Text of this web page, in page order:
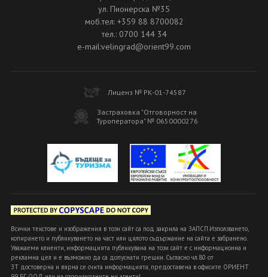
ул. Пионерска №35
моб.тел: +359 88 8700082
тел.: 0700 144 34
e-mail:velingrad@orient99.com
Лиценз № РК-01-74587
Застраховка "Отговорност на
Туроператора" № 0650000276
Всички текстове и изображения в този сайт са под закрила на ЗАПСП.Използването,
копирането и публикуването на част или цялото съдържание на сайта е забранено.
Уважаеми клиенти, информацията публикувана на този сайт е с информационна и
рекламна цел и е възможно да са допуснати грешки. Съгласно чл.80 от
ЗТ достоверна и вярна се счита информацията, предоставена в офисите ОРИЕНТ